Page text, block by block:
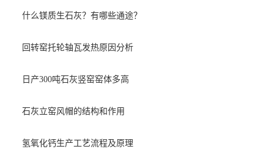
什么镁质生石灰？有哪些通途？
回转窑托轮轴瓦发热原因分析
日产300吨石灰竖窑窑体多高
石灰立窑风帽的结构和作用
氢氧化钙生产工艺流程及原理